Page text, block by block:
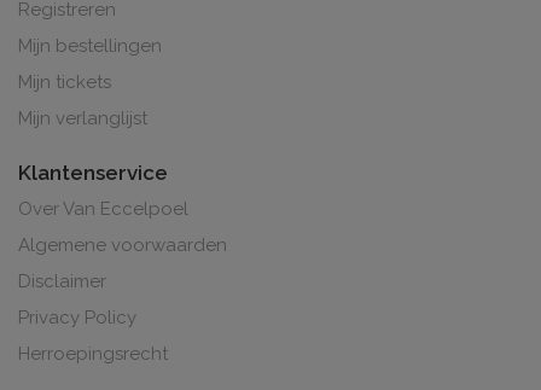
Registreren
Mijn bestellingen
Mijn tickets
Mijn verlanglijst
Klantenservice
Over Van Eccelpoel
Algemene voorwaarden
Disclaimer
Privacy Policy
Herroepingsrecht